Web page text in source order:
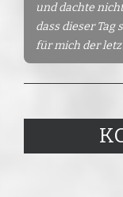
und dachte
dass dieser Tag
für mich der